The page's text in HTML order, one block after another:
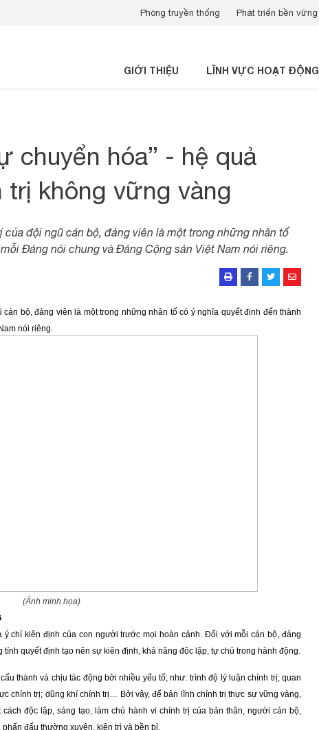
Phòng truyền thống Phát triển bền vững
GIỚI THIỆU LĨNH VỰC HOẠT ĐỘNG
chuyển hóa” - hệ quả
trị không vững vàng
đội ngũ cán bộ, đảng viên là một trong những nhân tố
Đảng nói chung và Đảng Cộng sản Việt Nam nói riêng.
bộ, đảng viên là một trong những nhân tố có ý nghĩa quyết định đến thành
nói riêng.
(Ảnh minh họa)
chí kiên định của con người trước mọi hoàn cảnh. Đối với mỗi cán bộ, đảng
quyết định tạo nên sự kiên định, khả năng độc lập, tự chủ trong hành động.
thành và chịu tác động bởi nhiều yếu tố, như: trình độ lý luận chính trị; quan
chính trị; dũng khí chính trị… Bởi vậy, để bản lĩnh chính trị thực sự vững vàng,
độc lập, sáng tạo, làm chủ hành vi chính trị của bản thân, người cán bộ,
đấu thường xuyên, kiên trì và bền bỉ.